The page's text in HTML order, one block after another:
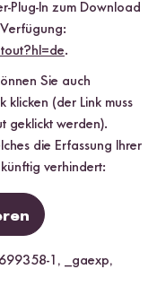
Plug-In zum Download
.
Sie auch
klicken (der Link muss
geklickt werden).
die Erfassung Ihrer
verhindert:
1, _gaexp,